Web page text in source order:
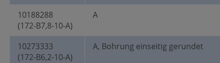
10188288
(172-B7,8-10-A)
A
10273333
(172-B6,2-10-A)
A, Bohrung einseitig gerundet